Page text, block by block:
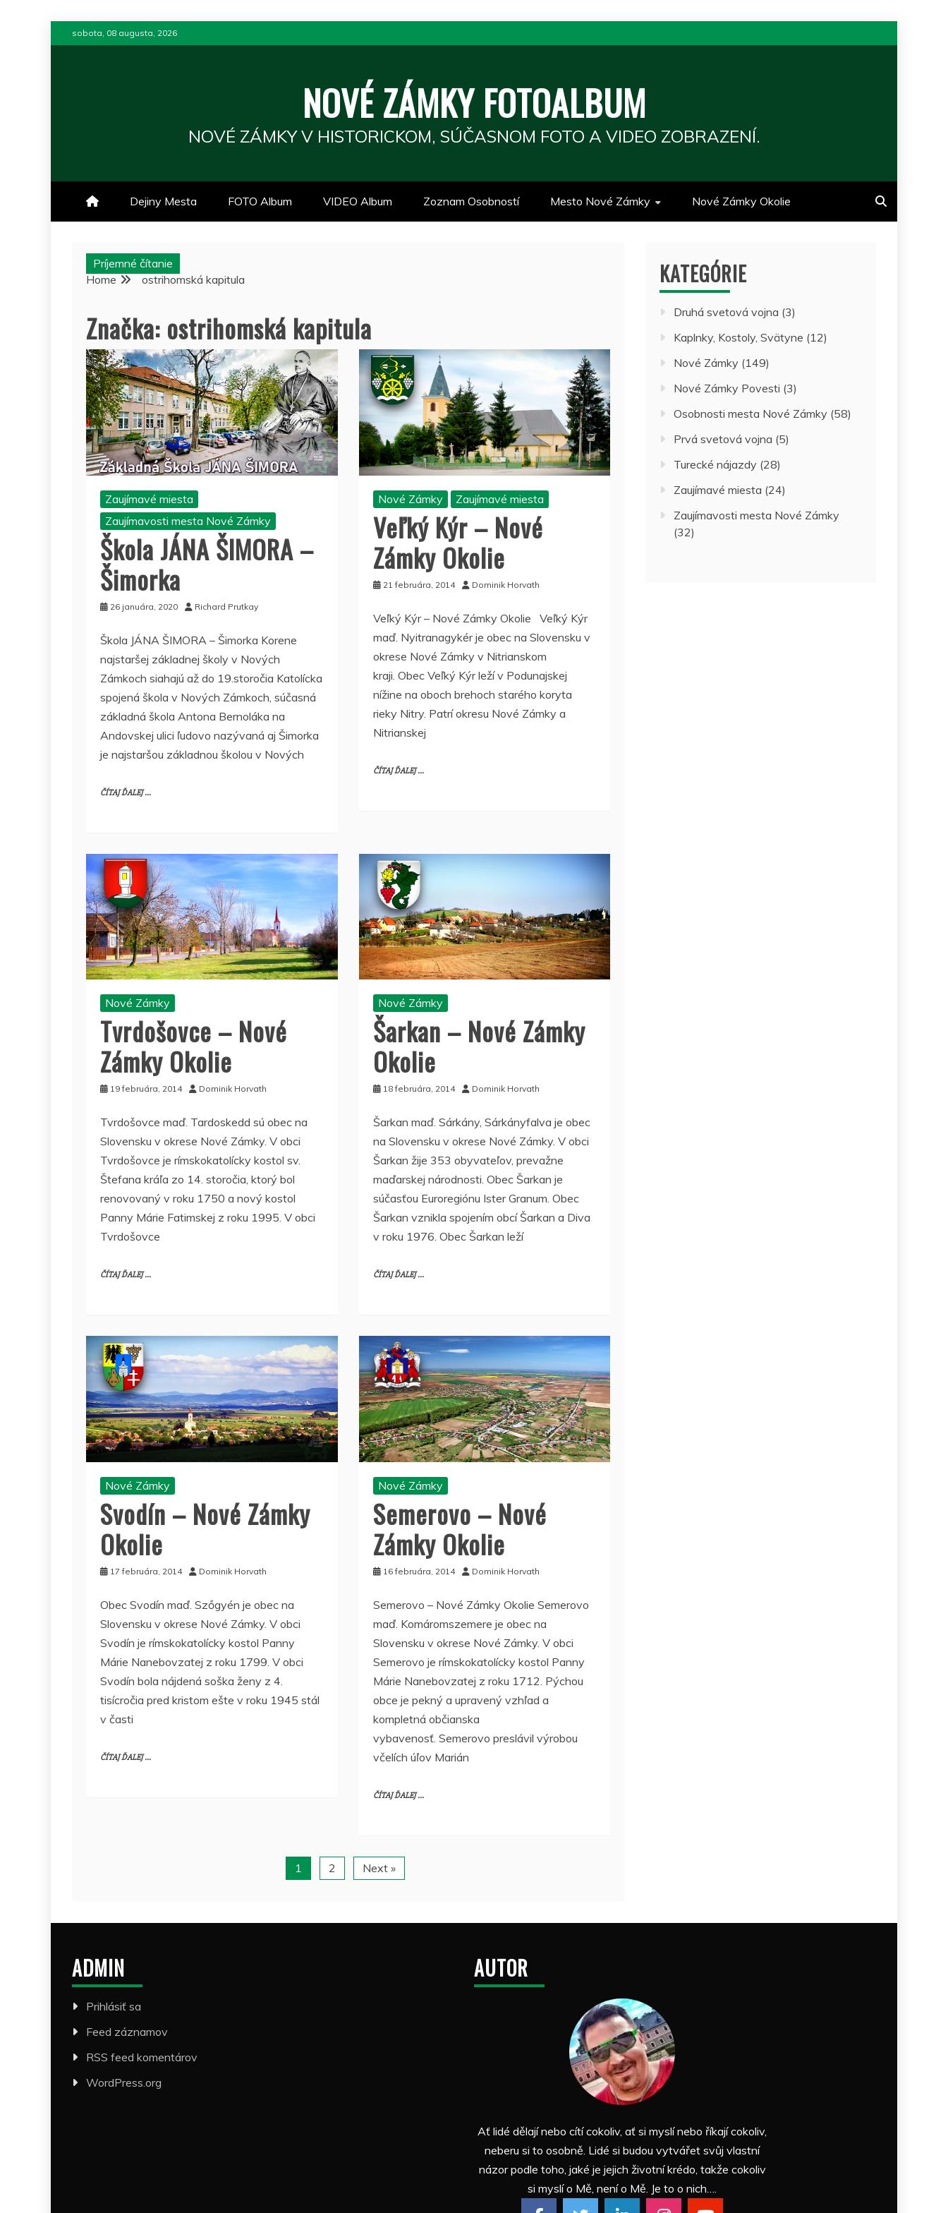
to
sobota, 08 augusta, 2026
NOVÉ ZÁMKY FOTOALBUM
NOVÉ ZÁMKY V HISTORICKOM, SÚČASNOM FOTO A VIDEO ZOBRAZENÍ.
Dejiny Mesta FOTO Album VIDEO Album Zoznam Osobností Mesto Nové Zámky Nové Zámky Okolie
Príjemné čítanie
Home
ostrihomská kapitula
Značka: ostrihomská kapitula
Zaujímavé miesta
Zaujímavosti mesta Nové Zámky
Škola JÁNA ŠIMORA –
Šimorka
26 januára, 2020 Richard Prutkay
Škola JÁNA ŠIMORA – Šimorka Korene
najstaršej základnej školy v Nových
Zámkoch siahajú až do 19.storočia Katolícka
spojená škola v Nových Zámkoch, súčasná
základná škola Antona Bernoláka na
Andovskej ulici ľudovo nazývaná aj Šimorka
je najstaršou základnou školou v Nových
ČÍTAJ ĎALEJ ...
Nové Zámky Zaujímavé miesta
Veľký Kýr – Nové
Zámky Okolie
21 februára, 2014 Dominik Horvath
Veľký Kýr – Nové Zámky Okolie Veľký Kýr
maď. Nyitranagykér je obec na Slovensku v
okrese Nové Zámky v Nitrianskom
kraji. Obec Veľký Kýr leží v Podunajskej
nížine na oboch brehoch starého koryta
rieky Nitry. Patrí okresu Nové Zámky a
Nitrianskej
ČÍTAJ ĎALEJ ...
Nové Zámky
Tvrdošovce – Nové
Zámky Okolie
19 februára, 2014 Dominik Horvath
Tvrdošovce maď. Tardoskedd sú obec na
Slovensku v okrese Nové Zámky. V obci
Tvrdošovce je rímskokatolícky kostol sv.
Štefana kráľa zo 14. storočia, ktorý bol
renovovaný v roku 1750 a nový kostol
Panny Márie Fatimskej z roku 1995. V obci
Tvrdošovce
ČÍTAJ ĎALEJ ...
Nové Zámky
Šarkan – Nové Zámky
Okolie
18 februára, 2014 Dominik Horvath
Šarkan maď. Sárkány, Sárkányfalva je obec
na Slovensku v okrese Nové Zámky. V obci
Šarkan žije 353 obyvateľov, prevažne
maďarskej národnosti. Obec Šarkan je
súčasťou Euroregiónu Ister Granum. Obec
Šarkan vznikla spojením obcí Šarkan a Diva
v roku 1976. Obec Šarkan leží
ČÍTAJ ĎALEJ ...
Nové Zámky
Svodín – Nové Zámky
Okolie
17 februára, 2014 Dominik Horvath
Obec Svodín maď. Szőgyén je obec na
Slovensku v okrese Nové Zámky. V obci
Svodín je rímskokatolícky kostol Panny
Márie Nanebovzatej z roku 1799. V obci
Svodín bola nájdená soška ženy z 4.
tisícročia pred kristom ešte v roku 1945 stál
v časti
ČÍTAJ ĎALEJ ...
Nové Zámky
Semerovo – Nové
Zámky Okolie
16 februára, 2014 Dominik Horvath
Semerovo – Nové Zámky Okolie Semerovo
maď. Komáromszemere je obec na
Slovensku v okrese Nové Zámky. V obci
Semerovo je rímskokatolícky kostol Panny
Márie Nanebovzatej z roku 1712. Pýchou
obce je pekný a upravený vzhľad a
kompletná občianska
vybavenosť. Semerovo preslávil výrobou
včelích úľov Marián
ČÍTAJ ĎALEJ ...
1 2 Next »
KATEGÓRIE
Druhá svetová vojna (3)
Kaplnky, Kostoly, Svätyne (12)
Nové Zámky (149)
Nové Zámky Povesti (3)
Osobnosti mesta Nové Zámky (58)
Prvá svetová vojna (5)
Turecké nájazdy (28)
Zaujímavé miesta (24)
Zaujímavosti mesta Nové Zámky
(32)
ADMIN
Prihlásiť sa
Feed záznamov
RSS feed komentárov
WordPress.org
AUTOR
Ať lidé dělají nebo cítí cokoliv, ať si myslí nebo říkají cokoliv,
neberu si to osobně. Lidé si budou vytvářet svůj vlastní
názor podle toho, jaké je jejich životní krédo, takže cokoliv
si myslí o Mě, není o Mě. Je to o nich….